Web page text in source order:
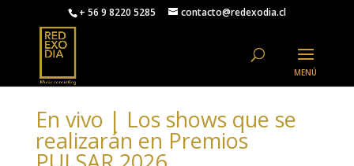
+ 56 9 8220 5285 contacto@redexodia.cl
En vivo | Los shows que se
realizarán en Premios